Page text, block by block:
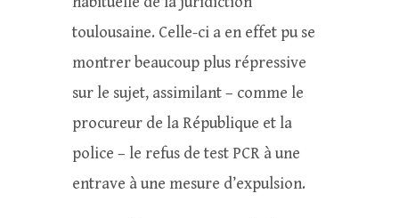
toulousaine. Celle-ci a en effet pu se
montrer beaucoup plus répressive
sur le sujet, assimilant – comme le
procureur de la République et la
police – le refus de test PCR à une
entrave à une mesure d’expulsion.